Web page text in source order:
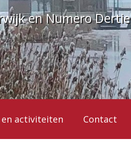
en Numero
en activiteiten Contact